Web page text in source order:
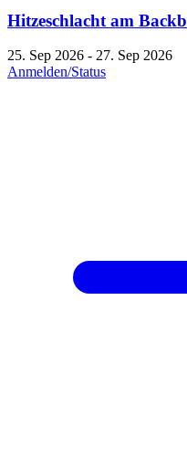
Hitzeschlacht am
25. Sep 2026 - 27. Sep 2026
Anmelden/Status